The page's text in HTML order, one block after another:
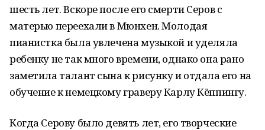
шесть лет. Вскоре после его смерти Серов с
матерью переехали в Мюнхен. Молодая
пианистка была увлечена музыкой и уделяла
ребенку не так много времени, однако она рано
заметила талант сына к рисунку и отдала его на
обучение к немецкому граверу Карлу Кёппингу.
Когда Серову было девять лет, его творческие